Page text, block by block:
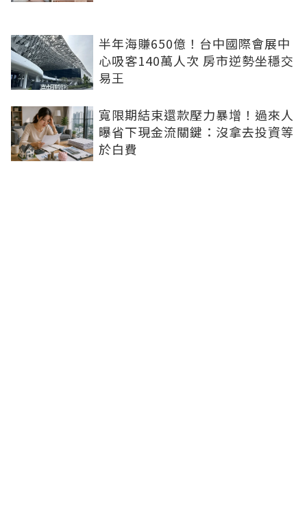
半年海賺650億！台中國際會展中
心吸客140萬人次 房市逆勢坐穩交
易王
寬限期結束還款壓力暴增！過來人
曝省下現金流關鍵：沒拿去投資等
於白費